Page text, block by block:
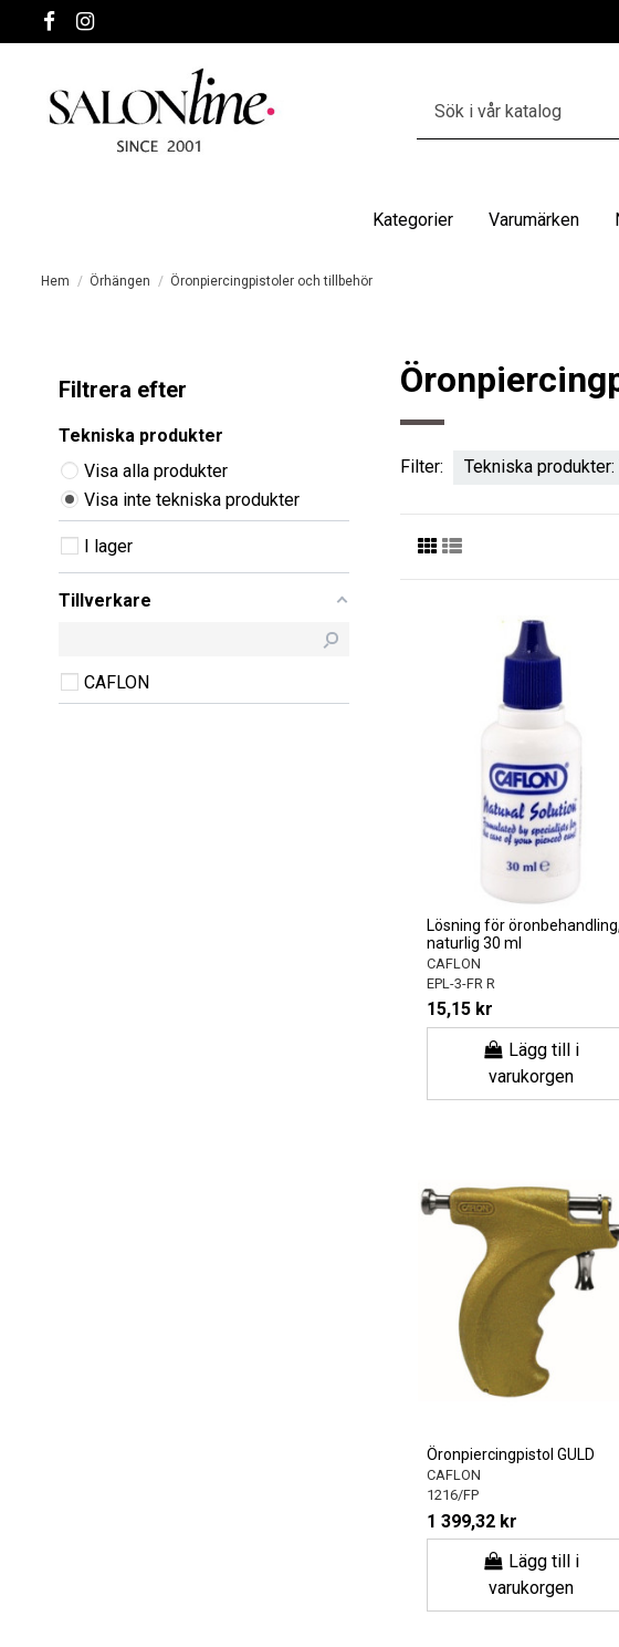
Kategorier Varumärken
Hem Örhängen Öronpiercingpistoler och tillbehör
Filter: Tekniska
Lösning för öronbehandling,
naturlig 30 ml
CAFLON
EPL-3-FR R
15,15 kr
Lägg till i
varukorgen
Öronpiercingpistol GULD
CAFLON
1216/FP
1 399,32 kr
Lägg till i
varukorgen
Filtrera efter
Tekniska produkter
Visa alla produkter
Visa inte tekniska produkter
I lager
Tillverkare
CAFLON